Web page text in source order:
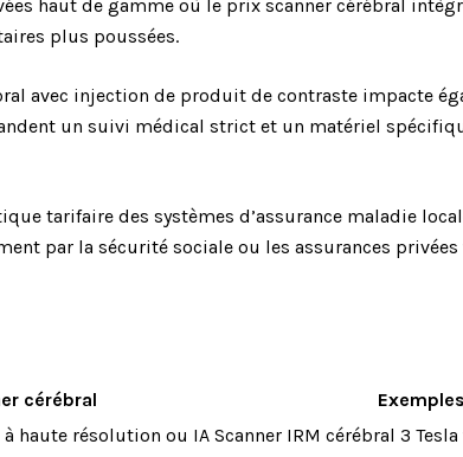
haut de gamme où le prix scanner cérébral
plus poussées.
avec injection de produit de contraste impacte
un suivi médical strict et un matériel
tarifaire des systèmes d’assurance maladie
par la sécurité sociale ou les assurances
cérébral
haute résolution ou IA Scanner IRM cérébral 3 Tesla